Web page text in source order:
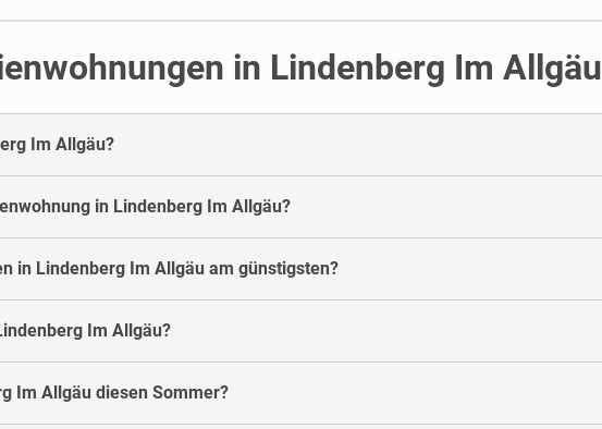
in Lindenberg Im Allgäu
Im Allgäu?
in Lindenberg Im Allgäu?
in Lindenberg Im Allgäu am günstigsten?
Im Allgäu?
Im Allgäu diesen Sommer?